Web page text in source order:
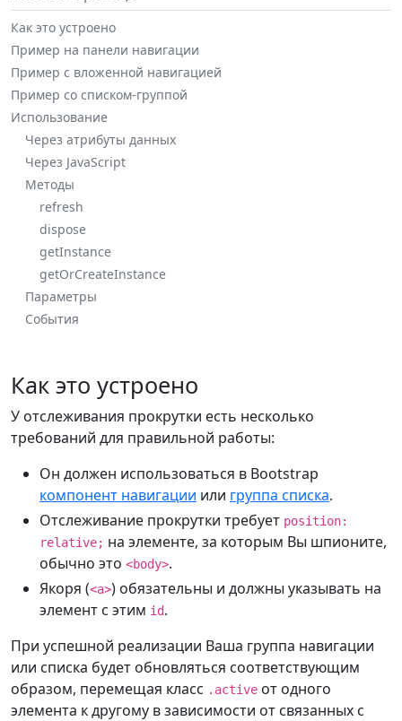
Как это устроено
Пример на панели навигации
Пример с вложенной навигацией
Пример со списком-группой
Использование
Через атрибуты данных
Через JavaScript
Методы
refresh
dispose
getInstance
getOrCreateInstance
Параметры
События
Как это устроено
У отслеживания прокрутки есть несколько
требований для правильной работы:
Он должен использоваться в Bootstrap
компонент навигации или группа списка.
Отслеживание прокрутки требует position:
relative; на элементе, за которым Вы шпионите,
обычно это <body>.
Якоря (<a>) обязательны и должны указывать на
элемент с этим id.
При успешной реализации Ваша группа навигации
или списка будет обновляться соответствующим
образом, перемещая класс .active от одного
элемента к другому в зависимости от связанных с